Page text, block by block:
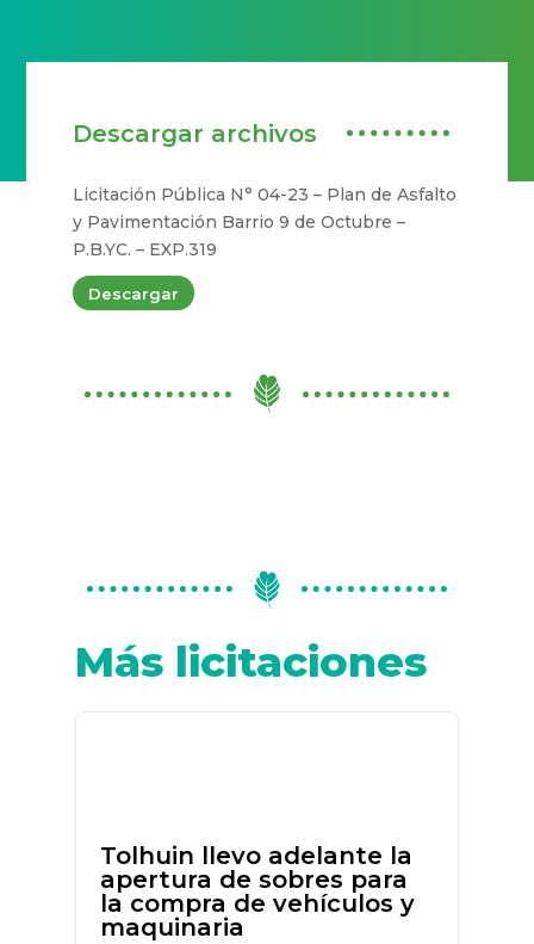
Descargar archivos
Licitación Pública N° 04-23 – Plan de Asfalto
y Pavimentación Barrio 9 de Octubre –
P.B.YC. – EXP.319
Descargar
Más licitaciones
Tolhuin llevo adelante la
apertura de sobres para
la compra de vehículos y
maquinaria